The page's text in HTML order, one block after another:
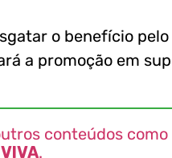
o benefício
a promoção em
conteúdos como
VIVA.